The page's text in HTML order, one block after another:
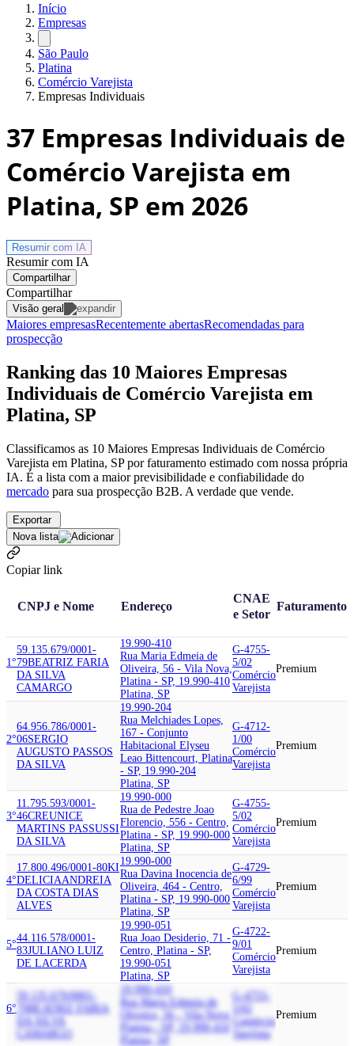
Início
Empresas
São Paulo
Platina
Comércio Varejista
Empresas Individuais
37 Empresas Individuais de
Comércio Varejista em
Platina, SP em 2026
Resumir com IA
Resumir com IA
Compartilhar
Compartilhar
Visão geral
Maiores empresasRecentemente abertasRecomendadas para
prospecção
Ranking das 10 Maiores Empresas
Individuais de Comércio Varejista em
Platina, SP
Classificamos as 10 Maiores Empresas Individuais de Comércio
Varejista em Platina, SP por faturamento estimado com nossa própria
IA. É a lista com a maior previsibilidade e confiabilidade do
mercado para sua prospecção B2B. A verdade que vende.
Exportar
Nova lista
Copiar link
CNPJ e Nome Endereço
CNAE
e Setor
Faturamento
1°
59.135.679/0001-
79BEATRIZ FARIA
DA SILVA
CAMARGO
19.990-410
Rua Maria Edmeia de
Oliveira, 56 - Vila Nova,
Platina - SP, 19.990-410
Platina, SP
G-4755-
5/02
Comércio
Varejista
Premium
2°
64.956.786/0001-
06SERGIO
AUGUSTO PASSOS
DA SILVA
19.990-204
Rua Melchiades Lopes,
167 - Conjunto
Habitacional Elyseu
Leao Bittencourt, Platina
- SP, 19.990-204
Platina, SP
G-4712-
1/00
Comércio
Varejista
Premium
3°
11.795.593/0001-
46CREUNICE
MARTINS PASSUSSI
DA SILVA
19.990-000
Rua de Pedestre Joao
Florencio, 556 - Centro,
Platina - SP, 19.990-000
Platina, SP
G-4755-
5/02
Comércio
Varejista
Premium
4°
17.800.496/0001-80KI
DELICIAANDREIA
DA COSTA DIAS
ALVES
19.990-000
Rua Davina Inocencia de
Oliveira, 464 - Centro,
Platina - SP, 19.990-000
Platina, SP
G-4729-
6/99
Comércio
Varejista
Premium
5°
44.116.578/0001-
83JULIANO LUIZ
DE LACERDA
19.990-051
Rua Joao Desiderio, 71 -
Centro, Platina - SP,
19.990-051
Platina, SP
G-4722-
9/01
Comércio
Varejista
Premium
6°
59.135.679/0001-
79BEATRIZ FARIA
DA SILVA
CAMARGO
19.990-410
Rua Maria Edmeia de
Oliveira, 56 - Vila Nova,
Platina - SP, 19.990-410
Platina, SP
G-4755-
5/02
Comércio
Varejista
Premium